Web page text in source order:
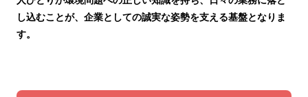
し込むことが、企業としての誠実な姿勢を支える基盤となりま
す。